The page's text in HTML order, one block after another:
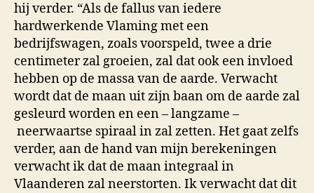
hij verder. “Als de fallus van iedere
hardwerkende Vlaming met een
bedrijfswagen, zoals voorspeld, twee a drie
centimeter zal groeien, zal dat ook een invloed
hebben op de massa van de aarde. Verwacht
wordt dat de maan uit zijn baan om de aarde zal
gesleurd worden en een – langzame –
neerwaartse spiraal in zal zetten. Het gaat zelfs
verder, aan de hand van mijn berekeningen
verwacht ik dat de maan integraal in
Vlaanderen zal neerstorten. Ik verwacht dat dit